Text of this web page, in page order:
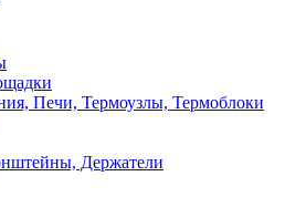
Печи, Термоузлы, Термоблоки
Держатели